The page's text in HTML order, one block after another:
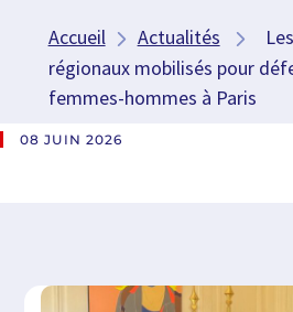
Accueil Actualités
régionaux mobilisés pour
femmes-hommes à Paris
08 JUIN 2026